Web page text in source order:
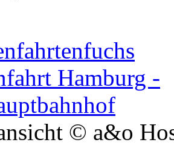
© a&o